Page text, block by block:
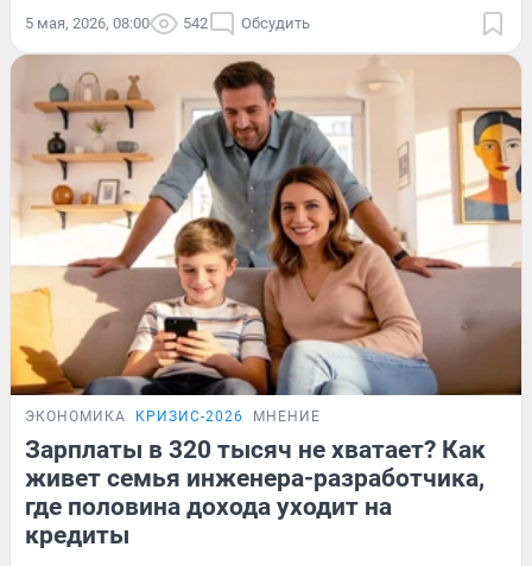
5 мая, 2026, 08:00 542 Обсудить
ЭКОНОМИКА КРИЗИС-2026 МНЕНИЕ
Зарплаты в 320 тысяч не хватает? Как
живет семья инженера-разработчика,
где половина дохода уходит на
кредиты